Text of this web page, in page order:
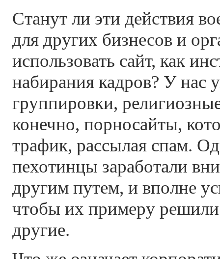
Станут ли эти действия
для других бизнесов и
использовать сайт, как
набирания кадров? У нас
группировки,
конечно, порносайты,
трафик, рассылая спам.
пехотинцы заработали
другим путем, и вполне
чтобы их примеру решили
другие.